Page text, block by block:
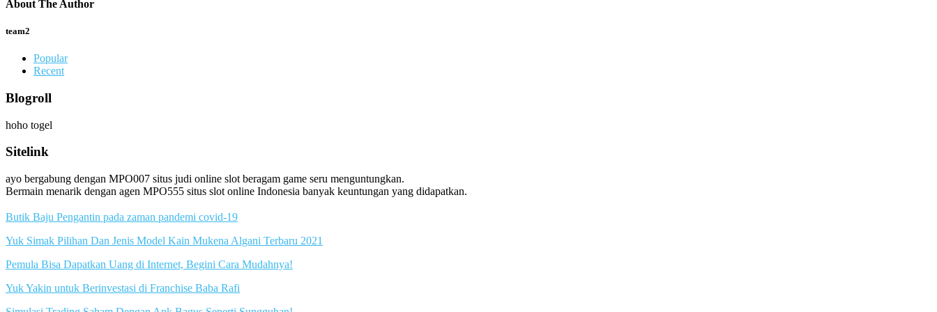
About The Author
team2
Popular
Recent
Blogroll
hoho togel
Sitelink
ayo bergabung dengan MPO007 situs judi online slot beragam game seru menguntungkan.
Bermain menarik dengan agen MPO555 situs slot online Indonesia banyak keuntungan yang didapatkan.
Butik Baju Pengantin pada zaman pandemi covid-19
Yuk Simak Pilihan Dan Jenis Model Kain Mukena Algani Terbaru 2021
Pemula Bisa Dapatkan Uang di Internet, Begini Cara Mudahnya!
Yuk Yakin untuk Berinvestasi di Franchise Baba Rafi